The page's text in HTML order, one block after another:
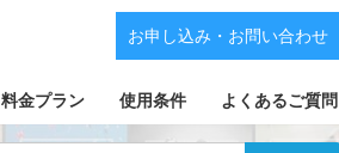
料金プラン 使用条件 よくあるご質問
お申し込み・お問い合わせ